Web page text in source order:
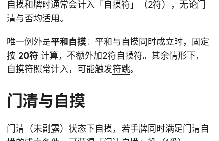
自摸和牌时通常会计入「自摸符」（2符），无论门
清与否均适用。
唯一例外是平和自摸：平和与自摸同时成立时，固定
按 20符 计算，不额外加2符自摸符。其余情形下，
自摸符照常计入，可能触发符跳。
门清与自摸
门清（未副露）状态下自摸，若手牌同时满足门清自